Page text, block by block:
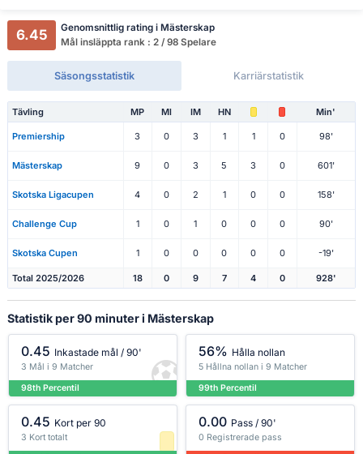
6.45
Genomsnittlig rating i Mästerskap
Mål insläppta rank : 2 / 98 Spelare
Säsongsstatistik Karriärstatistik
Tävling MP Ml IM HN Min'
Premiership 3 0 3 1 1 0 98'
Mästerskap 9 0 3 5 3 0 601'
Skotska Ligacupen 4 0 2 1 0 0 158'
Challenge Cup 1 0 1 0 0 0 90'
Skotska Cupen 1 0 0 0 0 0 -19'
Total 2025/2026 18 0 9 7 4 0 928'
Statistik per 90 minuter i Mästerskap
0.45 Inkastade mål / 90'
3 Mål i 9 Matcher
98th Percentil
56% Hålla nollan
5 Hållna nollan i 9 Matcher
99th Percentil
0.45 Kort per 90
3 Kort totalt
0.00 Pass / 90'
0 Registrerade pass